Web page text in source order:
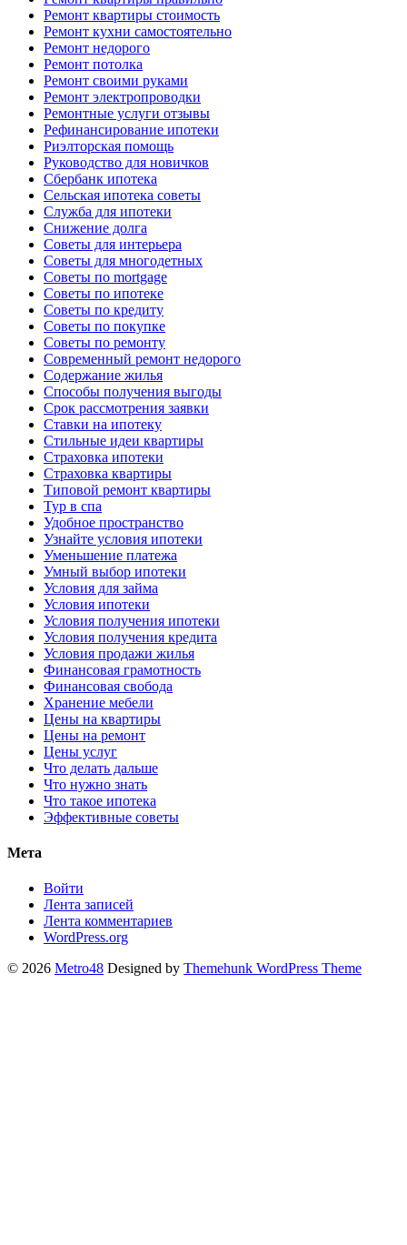
Ремонт квартиры стоимость
Ремонт кухни самостоятельно
Ремонт недорого
Ремонт потолка
Ремонт своими руками
Ремонт электропроводки
Ремонтные услуги отзывы
Рефинансирование ипотеки
Риэлторская помощь
Руководство для новичков
Сбербанк ипотека
Сельская ипотека советы
Служба для ипотеки
Снижение долга
Советы для интерьера
Советы для многодетных
Советы по mortgage
Советы по ипотеке
Советы по кредиту
Советы по покупке
Советы по ремонту
Современный ремонт недорого
Содержание жилья
Способы получения выгоды
Срок рассмотрения заявки
Ставки на ипотеку
Стильные идеи квартиры
Страховка ипотеки
Страховка квартиры
Типовой ремонт квартиры
Тур в спа
Удобное пространство
Узнайте условия ипотеки
Уменьшение платежа
Умный выбор ипотеки
Условия для займа
Условия ипотеки
Условия получения ипотеки
Условия получения кредита
Условия продажи жилья
Финансовая грамотность
Финансовая свобода
Хранение мебели
Цены на квартиры
Цены на ремонт
Цены услуг
Что делать дальше
Что нужно знать
Что такое ипотека
Эффективные советы
Мета
Войти
Лента записей
Лента комментариев
WordPress.org
© 2026 Metro48 Designed by Themehunk WordPress Theme